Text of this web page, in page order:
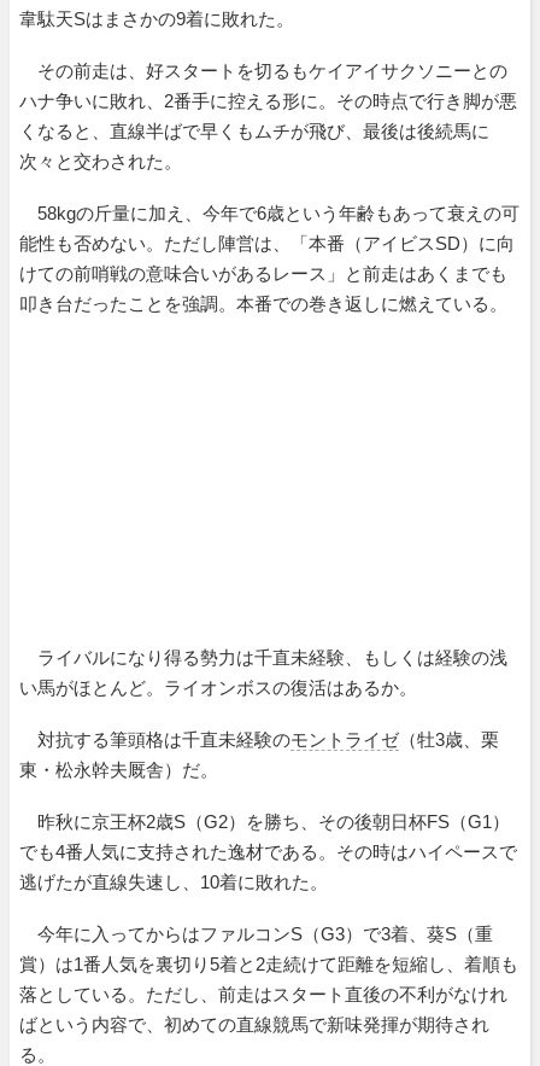
韋駄天Sはまさかの9着に敗れた。
その前走は、好スタートを切るもケイアイサクソニーとの
ハナ争いに敗れ、2番手に控える形に。その時点で行き脚が悪
くなると、直線半ばで早くもムチが飛び、最後は後続馬に
次々と交わされた。
58kgの斤量に加え、今年で6歳という年齢もあって衰えの可
能性も否めない。ただし陣営は、「本番（アイビスSD）に向
けての前哨戦の意味合いがあるレース」と前走はあくまでも
叩き台だったことを強調。本番での巻き返しに燃えている。
ライバルになり得る勢力は千直未経験、もしくは経験の浅
い馬がほとんど。ライオンボスの復活はあるか。
対抗する筆頭格は千直未経験のモントライゼ（牡3歳、栗
東・松永幹夫厩舎）だ。
昨秋に京王杯2歳S（G2）を勝ち、その後朝日杯FS（G1）
でも4番人気に支持された逸材である。その時はハイペースで
逃げたが直線失速し、10着に敗れた。
今年に入ってからはファルコンS（G3）で3着、葵S（重
賞）は1番人気を裏切り5着と2走続けて距離を短縮し、着順も
落としている。ただし、前走はスタート直後の不利がなけれ
ばという内容で、初めての直線競馬で新味発揮が期待され
る。